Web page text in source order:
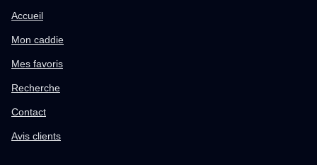
Accueil
Mon caddie
Mes favoris
Recherche
Contact
Avis clients